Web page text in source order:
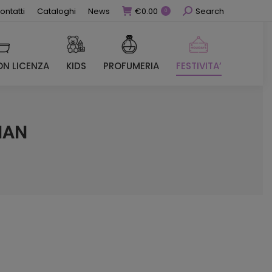
Cataloghi News €0.00 0 CercaSearch
LICENZA KIDS PROFUMERIA FESTIVITA’
LICENZA KIDS PROFUMERIA FESTIVITA’